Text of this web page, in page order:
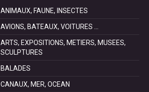
ANIMAUX, FAUNE, INSECTES
AVIONS, BATEAUX, VOITURES ...
ARTS, EXPOSITIONS, METIERS, MUSEES,
SCULPTURES
BALADES
CANAUX, MER, OCEAN